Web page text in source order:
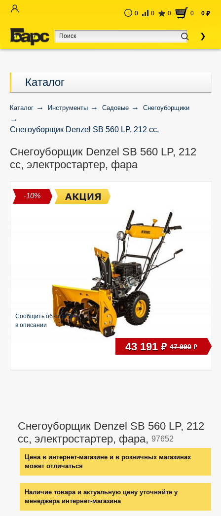
0 0 0 0 0 руб
Каталог
Каталог Инструменты Садовые Снегоуборщики
Снегоуборщик Denzel SB 560 LP, 212 cc,
Снегоуборщик Denzel SB 560 LP, 212
cc, электростартер, фара
-10%
Снегоуборщик Denzel SB 560 LP, 212
cc, электростартер, фара, 97652
Цена в интернет-магазине и в розничных магазинах
может отличаться
Наличие товара и актуальную цену уточняйте у
менеджера интернет-магазина
Сообщить об ошибке
в описании
43 191 руб 47 990 руб